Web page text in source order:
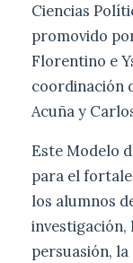
Ciencias
promovido
Florentino e
coordinación
Acuña y
Este Modelo
para el
los alumnos
investigación,
persuasión,